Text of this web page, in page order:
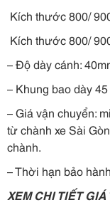
Kích thước 800/
Kích thước 800/
– Độ dày cánh:
– Khung bao dày
– Giá vận chuyển:
từ chành xe Sài
chành.
– Thời hạn bảo
XEM CHI TIẾT GIÁ